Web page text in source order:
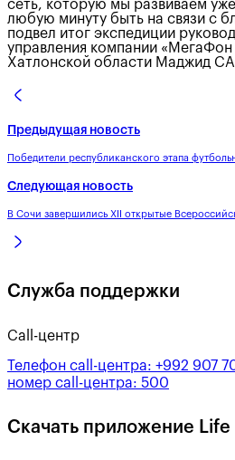
сеть, которую мы развиваем
любую минуту быть на связи с
подвел итог экспедиции
управления компании «МегаФон
Хатлонской области Маджид
Предыдущая новость
Победители республиканского этапа
Следующая новость
В Сочи завершились XII открытые
Служба поддержки
Call-центр
Телефон call-центра: +992 907
номер call-центра: 500
Скачать приложение Life